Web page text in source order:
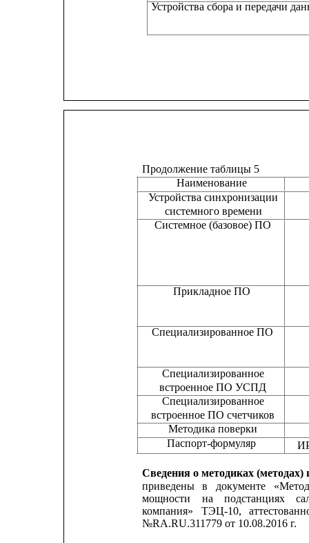
Устройства сбора и передачи
Продолжение таблицы 5
Наименование
Устройства синхронизации
системного времени
Системное (базовое) ПО
Прикладное ПО
Специализированное ПО
Специализированное
встроенное ПО УСПД
Специализированное
встроенное ПО счетчиков
Методика поверки
Паспорт-формуляр
Сведения о методиках (методах)
приведены
в документе
мощности
на подстанциях
компания»
ТЭЦ-10,
№RA.RU.311779 от 10.08.2016 г.